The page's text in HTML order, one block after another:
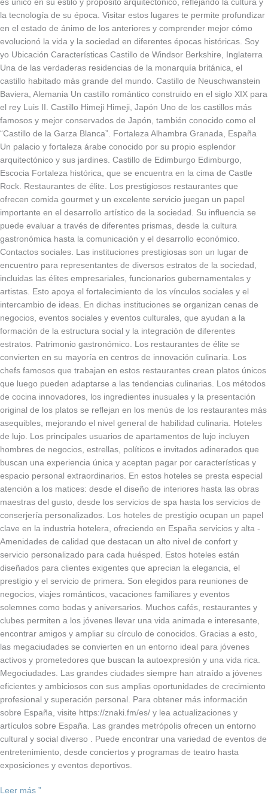
es único en su estilo y propósito arquitectónico, reflejando la cultura y
la tecnología de su época. Visitar estos lugares te permite profundizar
en el estado de ánimo de los anteriores y comprender mejor cómo
evolucionó la vida y la sociedad en diferentes épocas históricas. Soy
yo Ubicación Características Castillo de Windsor Berkshire, Inglaterra
Una de las verdaderas residencias de la monarquía británica, el
castillo habitado más grande del mundo. Castillo de Neuschwanstein
Baviera, Alemania Un castillo romántico construido en el siglo XIX para
el rey Luis II. Castillo Himeji Himeji, Japón Uno de los castillos más
famosos y mejor conservados de Japón, también conocido como el
“Castillo de la Garza Blanca”. Fortaleza Alhambra Granada, España
Un palacio y fortaleza árabe conocido por su propio esplendor
arquitectónico y sus jardines. Castillo de Edimburgo Edimburgo,
Escocia Fortaleza histórica, que se encuentra en la cima de Castle
Rock. Restaurantes de élite. Los prestigiosos restaurantes que
ofrecen comida gourmet y un excelente servicio juegan un papel
importante en el desarrollo artístico de la sociedad. Su influencia se
puede evaluar a través de diferentes prismas, desde la cultura
gastronómica hasta la comunicación y el desarrollo económico.
Contactos sociales. Las instituciones prestigiosas son un lugar de
encuentro para representantes de diversos estratos de la sociedad,
incluidas las élites empresariales, funcionarios gubernamentales y
artistas. Esto apoya el fortalecimiento de los vínculos sociales y el
intercambio de ideas. En dichas instituciones se organizan cenas de
negocios, eventos sociales y eventos culturales, que ayudan a la
formación de la estructura social y la integración de diferentes
estratos. Patrimonio gastronómico. Los restaurantes de élite se
convierten en su mayoría en centros de innovación culinaria. Los
chefs famosos que trabajan en estos restaurantes crean platos únicos
que luego pueden adaptarse a las tendencias culinarias. Los métodos
de cocina innovadores, los ingredientes inusuales y la presentación
original de los platos se reflejan en los menús de los restaurantes más
asequibles, mejorando el nivel general de habilidad culinaria. Hoteles
de lujo. Los principales usuarios de apartamentos de lujo incluyen
hombres de negocios, estrellas, políticos e invitados adinerados que
buscan una experiencia única y aceptan pagar por características y
espacio personal extraordinarios. En estos hoteles se presta especial
atención a los matices: desde el diseño de interiores hasta las obras
maestras del gusto, desde los servicios de spa hasta los servicios de
conserjería personalizados. Los hoteles de prestigio ocupan un papel
clave en la industria hotelera, ofreciendo en España servicios y alta -
Amenidades de calidad que destacan un alto nivel de confort y
servicio personalizado para cada huésped. Estos hoteles están
diseñados para clientes exigentes que aprecian la elegancia, el
prestigio y el servicio de primera. Son elegidos para reuniones de
negocios, viajes románticos, vacaciones familiares y eventos
solemnes como bodas y aniversarios. Muchos cafés, restaurantes y
clubes permiten a los jóvenes llevar una vida animada e interesante,
encontrar amigos y ampliar su círculo de conocidos. Gracias a esto,
las megaciudades se convierten en un entorno ideal para jóvenes
activos y prometedores que buscan la autoexpresión y una vida rica.
Megociudades. Las grandes ciudades siempre han atraído a jóvenes
eficientes y ambiciosos con sus amplias oportunidades de crecimiento
profesional y superación personal. Para obtener más información
sobre España, visite https://znaki.fm/es/ y lea actualizaciones y
artículos sobre España. Las grandes metrópolis ofrecen un entorno
cultural y social diverso . Puede encontrar una variedad de eventos de
entretenimiento, desde conciertos y programas de teatro hasta
exposiciones y eventos deportivos.
Leer más ”